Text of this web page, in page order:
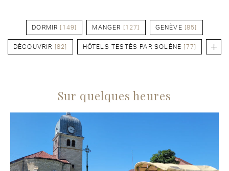
DORMIR [149] MANGER [127] GENÈVE [85]
DÉCOUVRIR [82] HÔTELS TESTÉS PAR SOLÈNE [77]
Sur quelques heures